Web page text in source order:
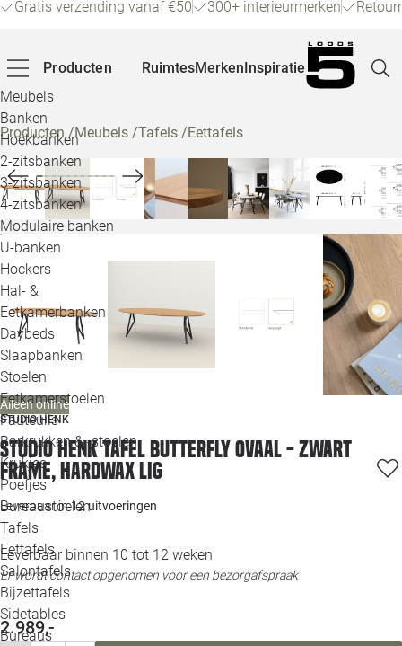
Gratis verzending vanaf €50 300+ interieurmerken
Producten
Meubels
Banken
Hoekbanken
2-zitsbanken
3-zitsbanken
4-zitsbanken
Modulaire banken
U-banken
Hockers
Hal- &
Eetkamerbanken
Daybeds
Slaapbanken
Stoelen
Eetkamerstoelen
Fauteuils
Barkrukken & -stoelen
Krukjes
Poefjes
Bureaustoelen
Tafels
Eettafels
Salontafels
Bijzettafels
Sidetables
Bureaus
RuimtesMerkenInspiratie
Producten/Meubels /Tafels /Eettafels
Alleen online
STUDIO HENK
Studio HENK tafel Butterfly Ovaal - zwart
frame, hardwax lig
Leverbaar in12 uitvoeringen
Leverbaar binnen 10 tot 12 weken
Er wordt contact opgenomen voor een bezorgafspraak
2.989,-